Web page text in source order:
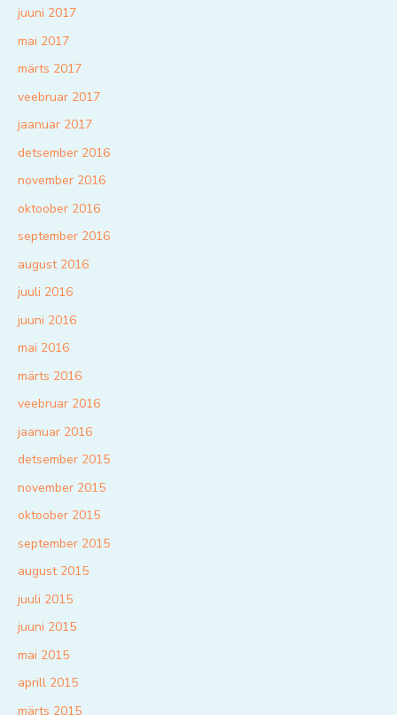
juuni 2017
mai 2017
märts 2017
veebruar 2017
jaanuar 2017
detsember 2016
november 2016
oktoober 2016
september 2016
august 2016
juuli 2016
juuni 2016
mai 2016
märts 2016
veebruar 2016
jaanuar 2016
detsember 2015
november 2015
oktoober 2015
september 2015
august 2015
juuli 2015
juuni 2015
mai 2015
aprill 2015
märts 2015